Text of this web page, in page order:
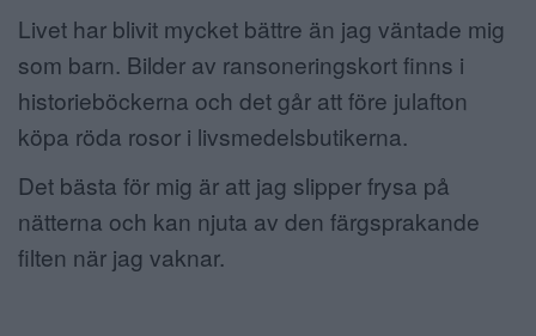
Livet har blivit mycket bättre än jag väntade mig
som barn. Bilder av ransoneringskort finns i
historieböckerna och det går att före julafton
köpa röda rosor i livsmedelsbutikerna.
Det bästa för mig är att jag slipper frysa på
nätterna och kan njuta av den färgsprakande
filten när jag vaknar.